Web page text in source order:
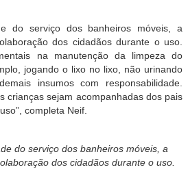
do serviço dos banheiros móveis, a
dos cidadãos durante o uso.
na manutenção da limpeza do
jogando o lixo no lixo, não urinando
insumos com responsabilidade.
crianças sejam acompanhadas dos pais
completa Neif.
do serviço dos banheirosmóveis, a
dos cidadãos durante o uso.